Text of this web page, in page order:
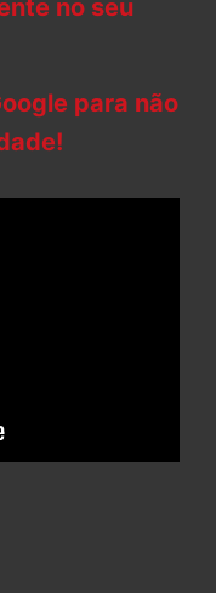
no seu
para não